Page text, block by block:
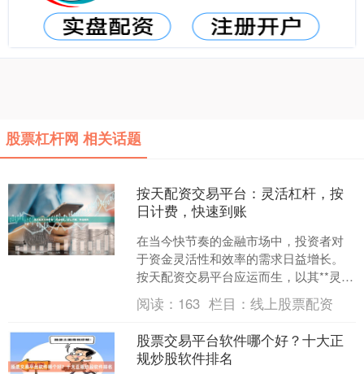
股票杠杆网 相关话题
按天配资交易平台：灵活杠杆，按
日计费，快速到账
在当今快节奏的金融市场中，投资者对
于资金灵活性和效率的需求日益增长。
按天配资交易平台应运而生，以其**灵活
杠杆、按日计费、快速到账**的特点股票
配资门户，成为越....
阅读： 163 栏目：线上股票配资
股票交易平台软件哪个好？十大正
规炒股软件排名